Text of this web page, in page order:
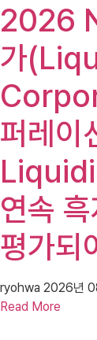
2026
가
퍼레이
연속
평가되
ryohwa 2026년
Read More